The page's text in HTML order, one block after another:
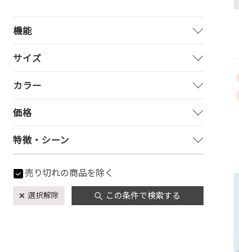
サイズ
カラー
価格
特徴・シーン
売り切れの商品を除く
この条件で検索する
選択解除